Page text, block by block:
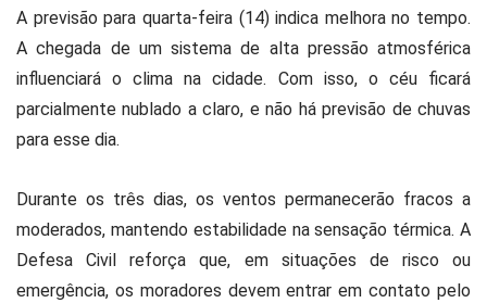
A previsão para quarta-feira (14) indica melhora no tempo.
A chegada de um sistema de alta pressão atmosférica
influenciará o clima na cidade. Com isso, o céu ficará
parcialmente nublado a claro, e não há previsão de chuvas
para esse dia.
Durante os três dias, os ventos permanecerão fracos a
moderados, mantendo estabilidade na sensação térmica. A
Defesa Civil reforça que, em situações de risco ou
emergência, os moradores devem entrar em contato pelo